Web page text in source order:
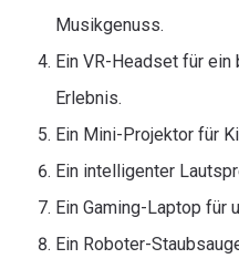
Musikgenuss.
Ein VR-Headset für
Erlebnis.
Ein Mini-Projektor für
Ein intelligenter
Ein Gaming-Laptop für
Ein Roboter-